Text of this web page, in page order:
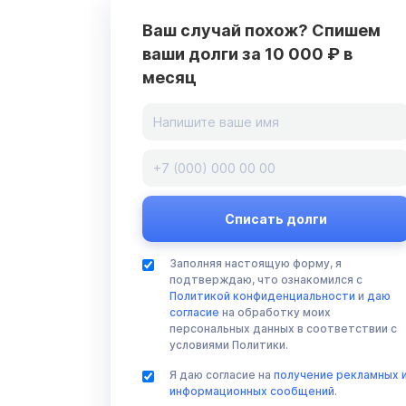
Ваш случай похож? Спишем
ваши долги за 10 000 ₽ в
месяц
Заполняя настоящую форму, я
подтверждаю, что ознакомился с
Политикой конфиденциальности и даю
согласие на обработку моих
персональных данных в соответствии с
условиями Политики.
Я даю согласие на получение рекламных
информационных сообщений.